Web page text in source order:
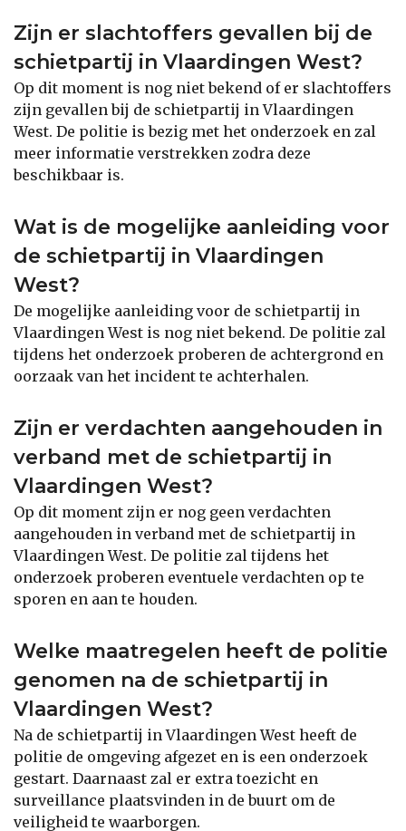
Zijn er slachtoffers gevallen bij de
schietpartij in Vlaardingen West?
Op dit moment is nog niet bekend of er slachtoffers
zijn gevallen bij de schietpartij in Vlaardingen
West. De politie is bezig met het onderzoek en zal
meer informatie verstrekken zodra deze
beschikbaar is.
Wat is de mogelijke aanleiding voor
de schietpartij in Vlaardingen
West?
De mogelijke aanleiding voor de schietpartij in
Vlaardingen West is nog niet bekend. De politie zal
tijdens het onderzoek proberen de achtergrond en
oorzaak van het incident te achterhalen.
Zijn er verdachten aangehouden in
verband met de schietpartij in
Vlaardingen West?
Op dit moment zijn er nog geen verdachten
aangehouden in verband met de schietpartij in
Vlaardingen West. De politie zal tijdens het
onderzoek proberen eventuele verdachten op te
sporen en aan te houden.
Welke maatregelen heeft de politie
genomen na de schietpartij in
Vlaardingen West?
Na de schietpartij in Vlaardingen West heeft de
politie de omgeving afgezet en is een onderzoek
gestart. Daarnaast zal er extra toezicht en
surveillance plaatsvinden in de buurt om de
veiligheid te waarborgen.